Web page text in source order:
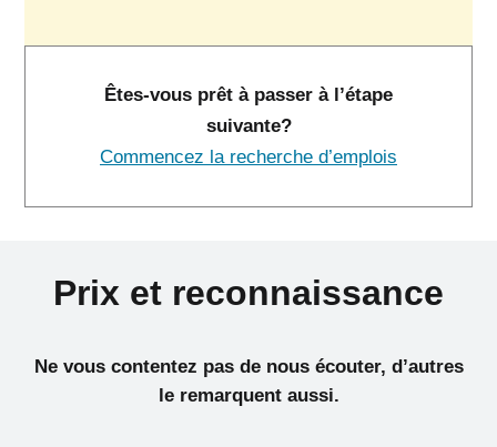
Êtes-vous prêt à passer à l’étape
suivante?
Commencez la recherche d’emplois
Prix et reconnaissance
Ne vous contentez pas de nous écouter, d’autres
le remarquent aussi.